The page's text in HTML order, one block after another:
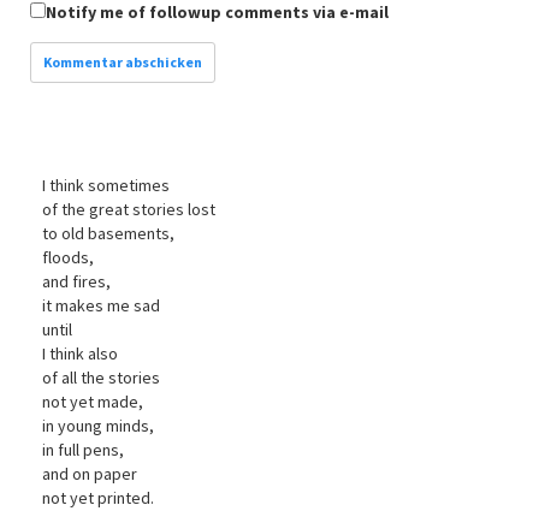
Notify me of followup comments via e-mail
I think sometimes
of the great stories lost
to old basements,
floods,
and fires,
it makes me sad
until
I think also
of all the stories
not yet made,
in young minds,
in full pens,
and on paper
not yet printed.